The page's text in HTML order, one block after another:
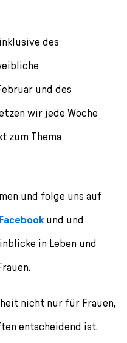
des
und des
wir jede Woche
zum Thema
und folge uns auf
Facebook und und
in Leben und
nicht nur für Frauen,
entscheidend ist.